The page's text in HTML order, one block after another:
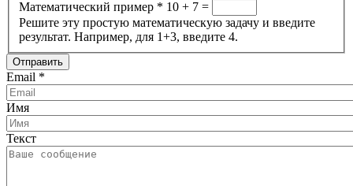
Математический пример * 10 + 7 =
Решите эту простую математическую задачу и введите
результат. Например, для 1+3, введите 4.
Email *
Имя
Текст